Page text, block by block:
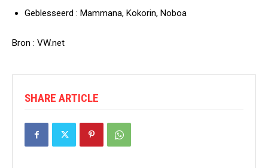
Geblesseerd : Mammana, Kokorin, Noboa
Bron : VW.net
SHARE ARTICLE